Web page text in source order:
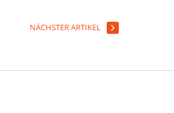
NÄCHSTER ARTIKEL